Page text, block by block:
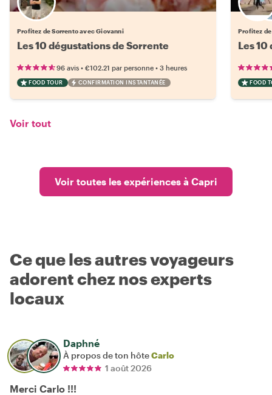
Profitez de Sorrento avec Giovanni
Les 10 dégustations de Sorrente
96 avis • €102.21 par personne • 3 heures
FOOD TOUR CONFIRMATION INSTANTANÉE
Profitez
Les
FOOD
Voir tout
Voir toutes les expériences à Capri
Ce que les autres voyageurs
adorent chez nos experts
locaux
Daphné
À propos de ton hôteCarlo
1 août 2026
Merci Carlo !!!